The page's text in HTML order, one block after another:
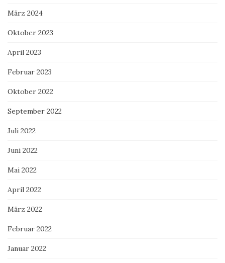
März 2024
Oktober 2023
April 2023
Februar 2023
Oktober 2022
September 2022
Juli 2022
Juni 2022
Mai 2022
April 2022
März 2022
Februar 2022
Januar 2022